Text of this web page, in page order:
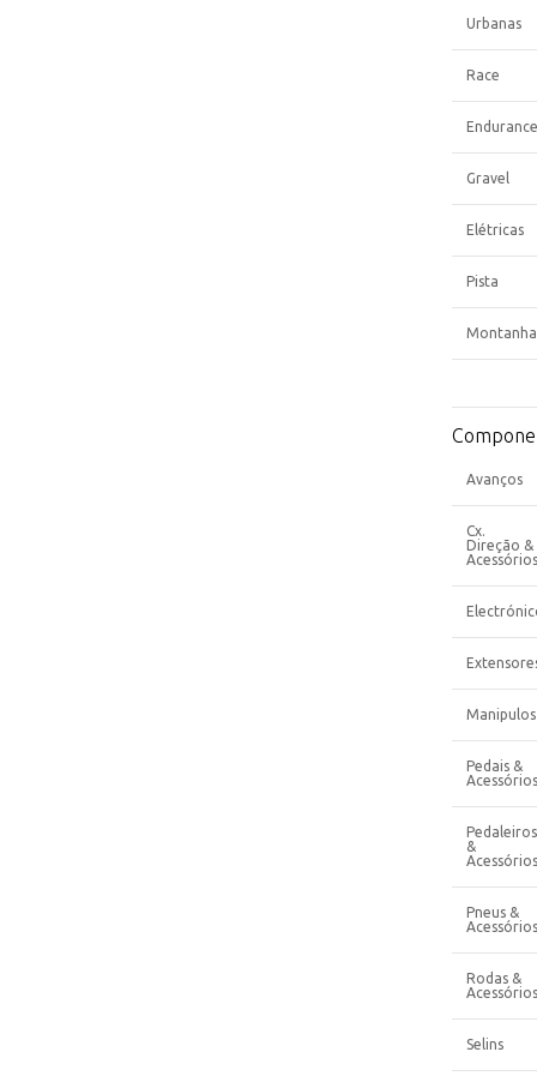
Urbanas
Race
Endurance
Gravel
Elétricas
Pista
Montanha
Avanços
Cx.
Direção &
Acessórios
Manipulos
Pedais &
Acessórios
Pedaleiros
&
Acessórios
Pneus &
Acessórios
Rodas &
Acessórios
Selins